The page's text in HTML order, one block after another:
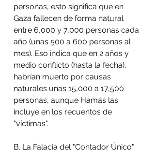
personas, esto significa que en
Gaza fallecen de forma natural
entre 6,000 y 7,000 personas cada
año (unas 500 a 600 personas al
mes). Eso indica que en 2 años y
medio conflicto (hasta la fecha),
habrían muerto por causas
naturales unas 15,000 a 17,500
personas, aunque Hamás las
incluye en los recuentos de
"víctimas".
B. La Falacia del "Contador Único"